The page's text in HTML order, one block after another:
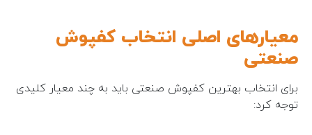
معیارهای اصلی انتخاب کفپوش
صنعتی
برای انتخاب بهترین کفپوش صنعتی باید به چند معیار کلیدی
توجه کرد: